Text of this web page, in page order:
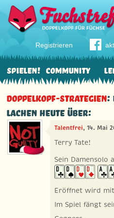
Registrieren
Community
Spielen!
Doppelkopf-Strategien:
lachen heute über:
Talentfrei, 14. Mai
Terry Tate!
Sein Damensolo
Eröffnet wird mit
Im Spiel fängt